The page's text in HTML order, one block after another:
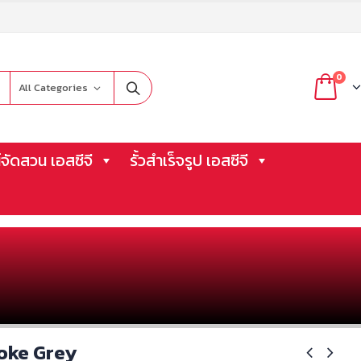
All Categories
0
ดสวน เอสซีจี
รั้วสำเร็จรูป เอสซีจี
Grey